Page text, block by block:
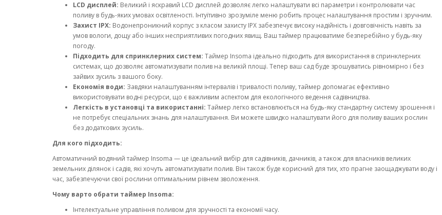
LCD дисплей: Великий і яскравий LCD дисплей дозволяє легко налаштувати всі параметри і контролювати час
поливу в будь-яких умовах освітленості. Інтуїтивно зрозуміле меню робить процес налаштування простим і зручним.
Захист IPX: Водонепроникний корпус з класом захисту IPX забезпечує високу надійність і довговічність навіть за
умов вологи, дощу або інших несприятливих погодних явищ. Ваш таймер працюватиме безперебійно у будь-яку
погоду.
Підходить для спринклерних систем: Таймер Insoma ідеально підходить для використання в спринклерних
системах, що дозволяє автоматизувати полив на великій площі. Тепер ваш сад буде зрошуватись рівномірно і без
зайвих зусиль з вашого боку.
Економія води: Завдяки налаштуванням інтервалів і тривалості поливу, таймер допомагає ефективно
використовувати водні ресурси, що є важливим аспектом для екологічного ведення садівництва.
Легкість в установці та використанні: Таймер легко встановлюється на будь-яку стандартну систему зрошення і
не потребує спеціальних знань для налаштування. Ви можете швидко налаштувати його для поливу ваших рослин
без додаткових зусиль.
Для кого підходить:
Автоматичний водяний таймер Insoma — це ідеальний вибір для садівників, дачників, а також для власників великих
земельних ділянок і садів, які хочуть автоматизувати полив. Він також буде корисний для тих, хто прагне заощаджувати воду і
час, забезпечуючи свої рослини оптимальним рівнем зволоження.
Чому варто обрати таймер Insoma:
Інтелектуальне управління поливом для зручності та економії часу.